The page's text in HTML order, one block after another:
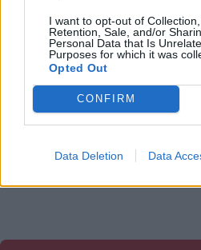
I want to opt-out of Collection,
Retention, Sale, and/or
Personal Data that Is
Purposes for which it was
Opted Out
CONFIRM
Data Deletion Data
στον Λίβανο!
06.08.2020